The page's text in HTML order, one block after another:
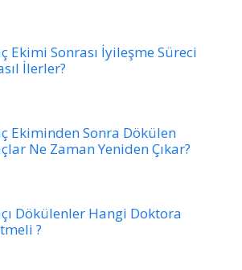
Ekimi Sonrası İyileşme Süreci
İlerler?
Ekiminden Sonra Dökülen
Ne Zaman Yeniden Çıkar?
Dökülenler Hangi Doktora
?